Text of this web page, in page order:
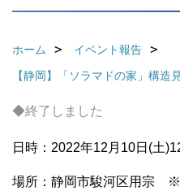
ホーム
イベント報告
【静岡】「ソラマドの家」構造
◆終了しました
日時：2022年12月10日(土
場所：静岡市駿河区用宗 ※